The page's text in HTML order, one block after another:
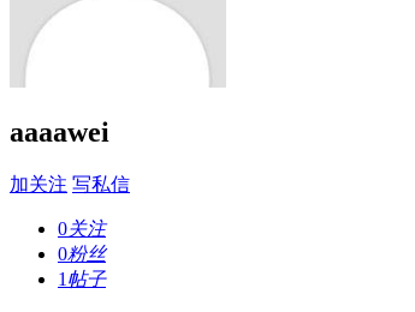
aaaawei
加关注 写私信
0关注
0粉丝
1 帖子